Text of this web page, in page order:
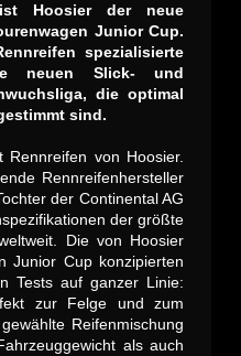
Hoosier der neue
Junior Cup.
spezialisierte
neuen Slick- und
die optimal
sind.
von Hoosier.
Rennreifenhersteller
der Continental AG
der größte
Die von Hoosier
Junior Cup konzipierten
Tests auf ganzer Linie:
zur Felge und zum
Reifenmischung
als auch